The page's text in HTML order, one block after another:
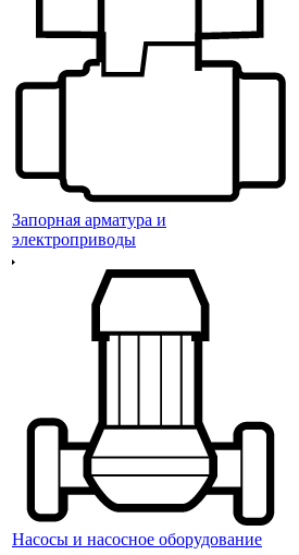
Запорная арматура и
электроприводы
Насосы и насосное оборудование